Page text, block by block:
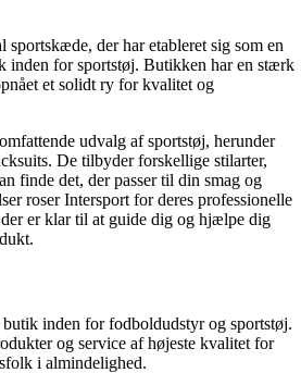
sportskæde, der har etableret sig som en
inden for sportstøj. Butikken har en stærk
et solidt ry for kvalitet og
udvalg af sportstøj, herunder
De tilbyder forskellige stilarter,
finde det, der passer til din smag og
roser Intersport for deres professionelle
er klar til at guide dig og hjælpe dig
inden for fodboldudstyr og sportstøj.
og service af højeste kvalitet for
i almindelighed.